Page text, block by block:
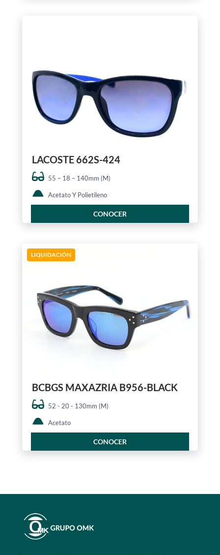
LACOSTE 662S-424
55 – 18 – 140mm (M)
Acetato Y Polietileno
CONOCER
LIQUIDACIÓN
BCBGS MAXAZRIA B956-BLACK
52 - 20 - 130mm (M)
Acetato
CONOCER